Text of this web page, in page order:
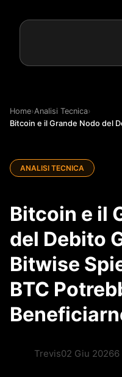
Home›Analisi Tecnica›
Bitcoin e il Grande Nodo del
ANALISI TECNICA
Bitcoin e il
del Debito
Bitwise
BTC
Trevis02 Giu 20266